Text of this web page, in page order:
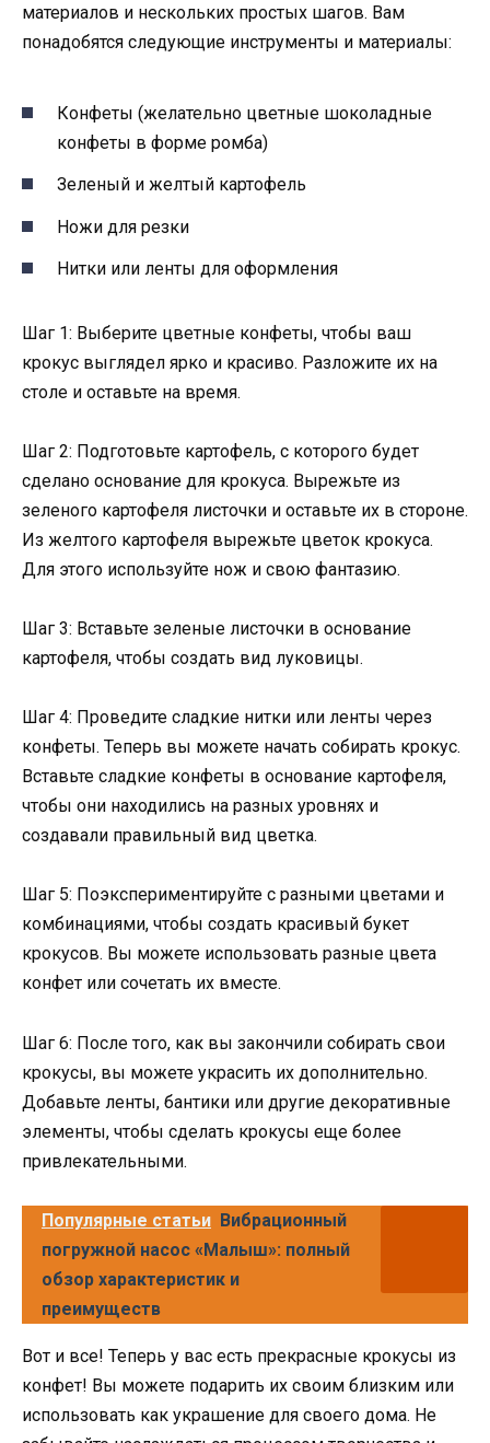
материалов и нескольких простых шагов. Вам
понадобятся следующие инструменты и материалы:
Конфеты (желательно цветные шоколадные
конфеты в форме ромба)
Зеленый и желтый картофель
Ножи для резки
Нитки или ленты для оформления
Шаг 1: Выберите цветные конфеты, чтобы ваш
крокус выглядел ярко и красиво. Разложите их на
столе и оставьте на время.
Шаг 2: Подготовьте картофель, с которого будет
сделано основание для крокуса. Вырежьте из
зеленого картофеля листочки и оставьте их в стороне.
Из желтого картофеля вырежьте цветок крокуса.
Для этого используйте нож и свою фантазию.
Шаг 3: Вставьте зеленые листочки в основание
картофеля, чтобы создать вид луковицы.
Шаг 4: Проведите сладкие нитки или ленты через
конфеты. Теперь вы можете начать собирать крокус.
Вставьте сладкие конфеты в основание картофеля,
чтобы они находились на разных уровнях и
создавали правильный вид цветка.
Шаг 5: Поэкспериментируйте с разными цветами и
комбинациями, чтобы создать красивый букет
крокусов. Вы можете использовать разные цвета
конфет или сочетать их вместе.
Шаг 6: После того, как вы закончили собирать свои
крокусы, вы можете украсить их дополнительно.
Добавьте ленты, бантики или другие декоративные
элементы, чтобы сделать крокусы еще более
привлекательными.
Популярные статьи Вибрационный
погружной насос «Малыш»: полный
обзор характеристик и
преимуществ
Вот и все! Теперь у вас есть прекрасные крокусы из
конфет! Вы можете подарить их своим близким или
использовать как украшение для своего дома. Не